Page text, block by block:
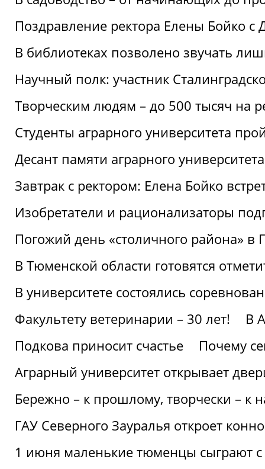
Поздравление ректора Елены Бойко
В библиотеках позволено звучать
Научный полк: участник
Творческим людям – до 500 тысяч на
Студенты аграрного университета
Десант памяти аграрного
Завтрак с ректором: Елена Бойко
Изобретатели и рационализаторы
Погожий день «столичного района» в
В Тюменской области готовятся
В университете состоялись
Факультету ветеринарии – 30 лет!
В
Подкова приносит счастье
Почему
Аграрный университет открывает
Бережно – к прошлому, творчески – к
ГАУ Северного Зауралья откроет
1 июня маленькие тюменцы сыграют с